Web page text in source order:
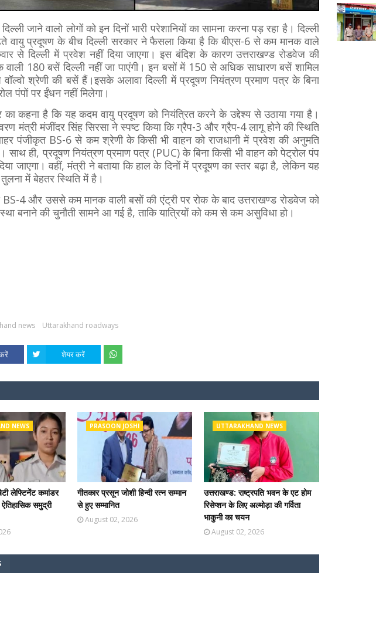
जाने वालो लोगों को इन दिनों भारी परेशानियों का सामना करना पड़ रहा है। दिल्ली
वायु प्रदूषण के बीच दिल्ली सरकार ने फैसला किया है कि बीएस-6 से कम मानक वाले
से दिल्ली में प्रवेश नहीं दिया जाएगा। इस बंदिश के कारण उत्तराखण्ड रोडवेज की
वाली 180 बसें दिल्ली नहीं जा पाएंगी। इन बसों में 150 से अधिक साधारण बसें शामिल
श्रेणी की बसें हैं।इसके अलावा दिल्ली में प्रदूषण नियंत्रण प्रमाण पत्र के बिना
पंपों पर ईंधन नहीं मिलेगा।
का कहना है कि यह कदम वायु प्रदूषण को नियंत्रित करने के उद्देश्य से उठाया गया है।
मंत्री मंजींदर सिंह सिरसा ने स्पष्ट किया कि ग्रैप-3 और ग्रैप-4 लागू होने की स्थिति
पंजीकृत BS-6 से कम श्रेणी के किसी भी वाहन को राजधानी में प्रवेश की अनुमति
साथ ही, प्रदूषण नियंत्रण प्रमाण पत्र (PUC) के बिना किसी भी वाहन को पेट्रोल पंप
जाएगा। वहीं, मंत्री ने बताया कि हाल के दिनों में प्रदूषण का स्तर बढ़ा है, लेकिन यह
में बेहतर स्थिति में है।
4 और उससे कम मानक वाली बसों की एंट्री पर रोक के बाद उत्तराखण्ड रोडवेज को
बनाने की चुनौती सामने आ गई है, ताकि यात्रियों को कम से कम असुविधा हो।
news Uttarakhand roadways
शेयर करें
NEWS
लेफ्टिनेंट कमांडर
समुद्री
PRASOON JOSHI
गीतकार प्रसून जोशी हिन्दी रत्न सम्मान
से हुए सम्मानित
August 02, 2026
UTTARAKHAND NEWS
उत्तराखण्ड: राष्ट्रपति भवन के एट होम
रिसेप्शन के लिए अल्मोड़ा की गर्विता
भाकुनी का चयन
August 02, 2026